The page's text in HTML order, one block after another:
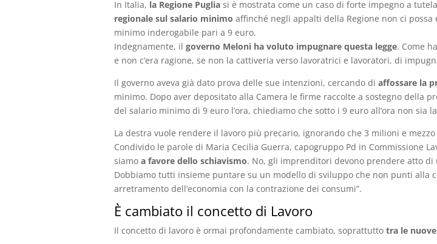
In Italia, la Regione Pugliasi è mostrata come un caso di forte impegno a
regionale sul salario minimo affinché negli appalti della Regione non ci
minimo inderogabile pari a 9 euro.
Indegnamente, ilgoverno Meloni ha voluto impugnare questa legge. Come
e non c’era ragione, se non la cattiveria verso lavoratrici e lavoratori, di
Il governo aveva già dato prova delle sue intenzioni, cercando diaffossare la
minimo. Dopo aver depositato alla Camera le firme raccolte a sostegno della
del salario minimo di 9 euro l’ora, chiediamo che sotto i 9 euro all’ora non sia
La destra vuole rendere il lavoro più precario, ignorando che 3 milioni e
Condivido le parole di Maria Cecilia Guerra, capogruppo Pd in Commissione
siamoa favore dello schiavismo. No, gli imprenditori devono prendere atto di
Dobbiamo tutti insieme puntare su un modello di sviluppo che non punti alla
arretramento dell’economia con la contrazione dei consumi”.
È cambiato il concetto di Lavoro
Il concetto di lavoro è ormai profondamente cambiato, soprattuttotra le